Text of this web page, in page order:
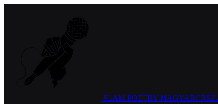
SLAM POETRY